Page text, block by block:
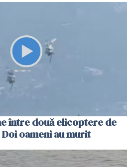
între două elicoptere de
oameni au murit